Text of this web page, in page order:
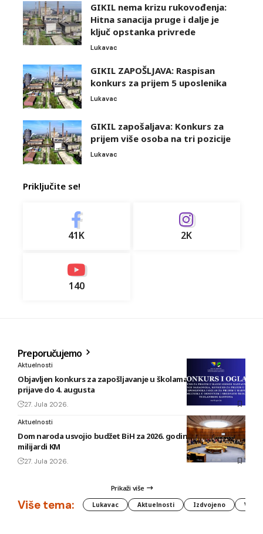
GIKIL nema krizu rukovođenja:
Hitna sanacija pruge i dalje je
ključ opstanka privrede
Lukavac
GIKIL ZAPOŠLJAVA: Raspisan
konkurs za prijem 5 uposlenika
Lukavac
GIKIL zapošaljava: Konkurs za
prijem više osoba na tri pozicije
Lukavac
Priključite se!
41K 2K
140
Preporučujemo
Aktuelnosti
Objavljen konkurs za zapošljavanje u školama TK: Rok za
prijave do 4. augusta
27. Jula 2026.
Aktuelnosti
Dom naroda usvojio budžet BiH za 2026. godinu vrijedan 1,58
milijardi KM
27. Jula 2026.
Prikaži više
Više tema: Lukavac Aktuelnosti Izdvojeno